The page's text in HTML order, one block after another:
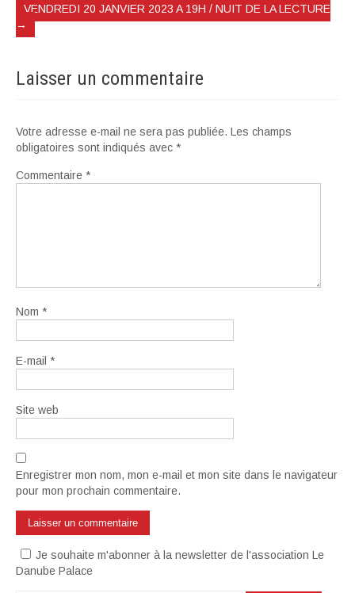
VENDREDI 20 JANVIER 2023 A 19H / NUIT DE LA LECTURE
→
Laisser un commentaire
Votre adresse e-mail ne sera pas publiée. Les champs
obligatoires sont indiqués avec *
Commentaire *
Nom *
E-mail *
Site web
Enregistrer mon nom, mon e-mail et mon site dans le navigateur
pour mon prochain commentaire.
Je souhaite m'abonner à la newsletter de l'association Le
Danube Palace